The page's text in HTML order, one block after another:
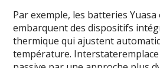
Par exemple, les batteries Yuasa
embarquent des dispositifs
thermique qui ajustent
température.